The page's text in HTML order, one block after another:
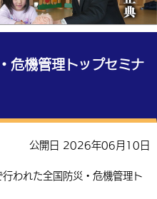
白
YouTube
保険・年金
健康・予防
住宅・インフラ
産業・雇用
税金
子どもを預ける
危機管理トップセミナ
公開日 2026年06月10日
われた全国防災・危機管理ト